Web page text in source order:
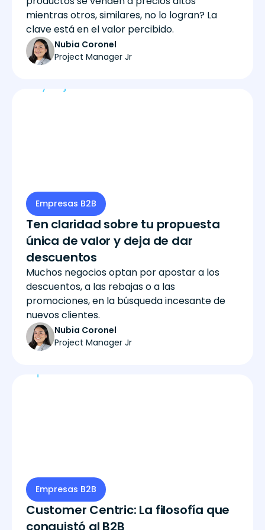
mientras otros, similares, no lo logran? La
clave está en el valor percibido.
Nubia Coronel
Project Manager Jr
Empresas B2B
Ten claridad sobre tu propuesta
única de valor y deja de dar
descuentos
Muchos negocios optan por apostar a los
descuentos, a las rebajas o a las
promociones, en la búsqueda incesante de
nuevos clientes.
Nubia Coronel
Project Manager Jr
Empresas B2B
Customer Centric: La filosofía que
conquistó al B2B